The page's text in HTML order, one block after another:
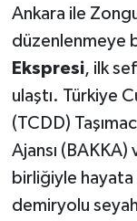
Ankara ile
düzenlenmeye
Ekspresi, ilk
ulaştı. Türkiye
(TCDD)
Ajansı
birliğiyle
demiryolu